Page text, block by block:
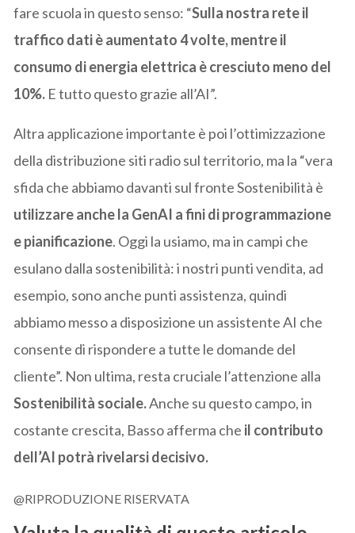
fare scuola in questo senso: “Sulla nostra rete il
traffico dati è aumentato 4 volte, mentre il
consumo di energia elettrica è cresciuto meno del
10%. E tutto questo grazie all’AI”.
Altra applicazione importante è poi l’ottimizzazione
della distribuzione siti radio sul territorio, ma la “vera
sfida che abbiamo davanti sul fronte Sostenibilità è
utilizzare anche la GenAI a fini di programmazione
e pianificazione. Oggi la usiamo, ma in campi che
esulano dalla sostenibilità: i nostri punti vendita, ad
esempio, sono anche punti assistenza, quindi
abbiamo messo a disposizione un assistente AI che
consente di rispondere a tutte le domande del
cliente”. Non ultima, resta cruciale l’attenzione alla
Sostenibilità sociale.Anche su questo campo, in
costante crescita, Basso afferma che il contributo
dell’AI potrà rivelarsi decisivo.
@RIPRODUZIONE RISERVATA